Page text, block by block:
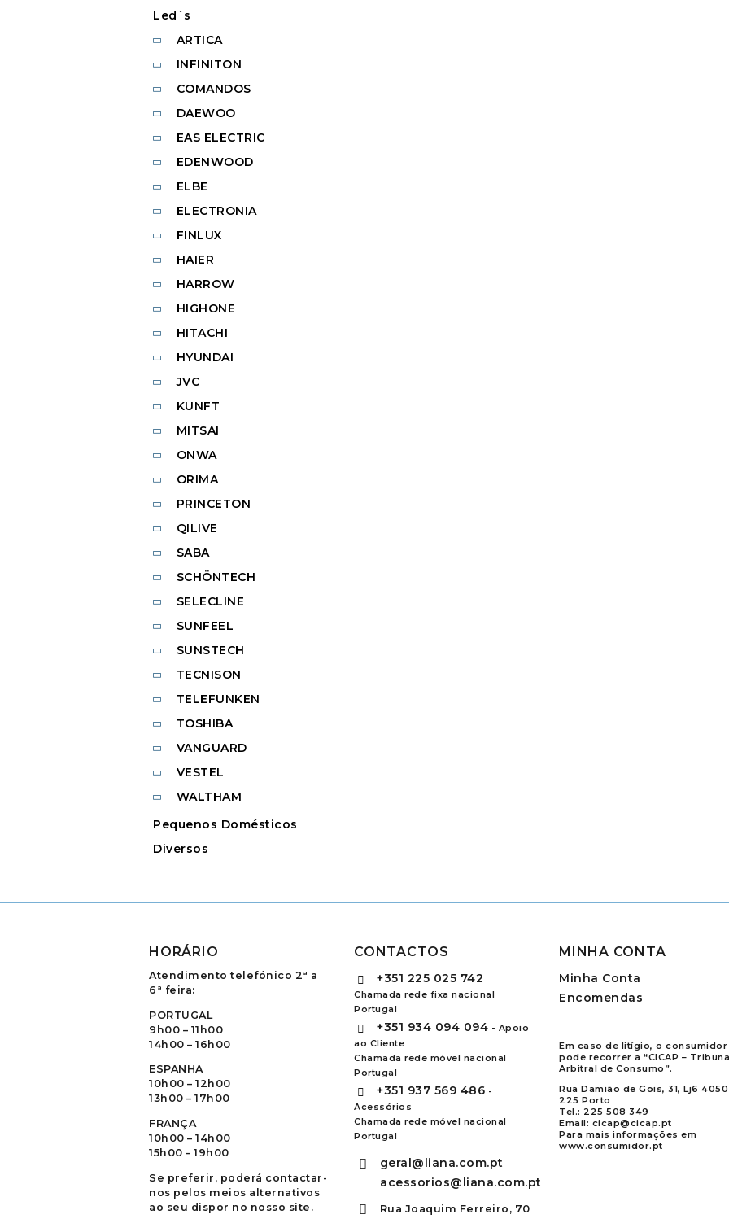
Led`s
ARTICA
INFINITON
COMANDOS
DAEWOO
EAS ELECTRIC
EDENWOOD
ELBE
ELECTRONIA
FINLUX
HAIER
HARROW
HIGHONE
HITACHI
HYUNDAI
JVC
KUNFT
MITSAI
ONWA
ORIMA
PRINCETON
QILIVE
SABA
SCHÖNTECH
SELECLINE
SUNFEEL
SUNSTECH
TECNISON
TELEFUNKEN
TOSHIBA
VANGUARD
VESTEL
WALTHAM
Pequenos Domésticos
Diversos
HORÁRIO
Atendimento telefónico 2ª a
6ª feira:
PORTUGAL
9h00 – 11h00
14h00 – 16h00
ESPANHA
10h00 – 12h00
13h00 – 17h00
FRANÇA
10h00 – 14h00
15h00 – 19h00
Se preferir, poderá contactar-
nos pelos meios alternativos
ao seu dispor no nosso site.
CONTACTOS
+351 225 025 742
Chamada rede fixa nacional
Portugal
+351 934 094 094 - Apoio
ao Cliente
Chamada rede móvel nacional
Portugal
+351 937 569 486 -
Acessórios
Chamada rede móvel nacional
Portugal
geral@liana.com.pt
acessorios@liana.com.pt
Rua Joaquim Ferreiro, 70
MINHA CONTA
Minha Conta
Encomendas
Em caso de litígio, o consumidor
pode recorrer a “CICAP –
Arbitral de Consumo”.
Rua Damião de Gois, 31, Lj6
225 Porto
Tel.: 225 508 349
Email: cicap@cicap.pt
Para mais informações em
www.consumidor.pt